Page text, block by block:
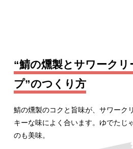
“鯖の燻製とサワークリ
プ”のつくり方
鯖の燻製のコクと旨味が、サワーク
キーな味によく合います。ゆでたじ
のも美味。